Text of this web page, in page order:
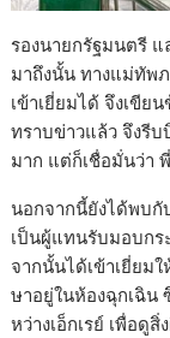
รองนายกรัฐมนตรี
มาถึงนั้น ทางแม่ทัพ
เข้าเยี่ยมได้ จึงเขีย
ทราบข่าวแล้ว จึงรี
มาก แต่ก็เชื่อมั่นว่า
นอกจากนี้ยังได้พบ
เป็นผู้แทนรับมอบกร
จากนั้นได้เข้าเยี่ยม
ษาอยู่ในห้องฉุกเฉิน
หว่างเอ็กเรย์ เพื่อดู